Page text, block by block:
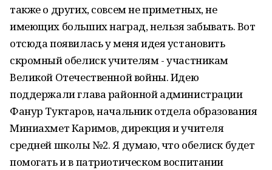
также о других, совсем не приметных, не
имеющих больших наград, нельзя забывать. Вот
отсюда появилась у меня идея установить
скромный обелиск учителям - участникам
Великой Отечественной войны. Идею
поддержали глава районной администрации
Фанур Туктаров, начальник отдела образования
Миниахмет Каримов, дирекция и учителя
средней школы №2. Я думаю, что обелиск будет
помогать и в патриотическом воспитании